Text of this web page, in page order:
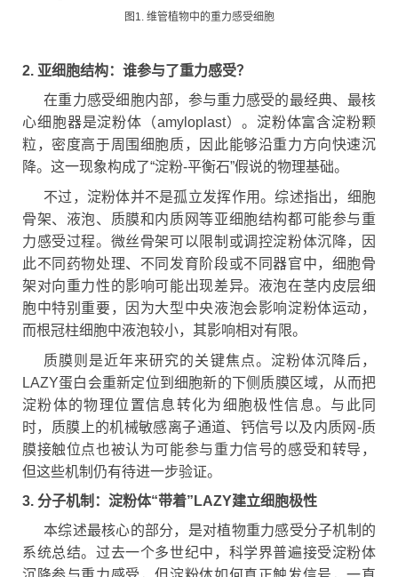
图1. 维管植物中的重力感受细胞
2. 亚细胞结构：谁参与了重力感受？
在重力感受细胞内部，参与重力感受的最经典、最核
心细胞器是淀粉体（amyloplast）。淀粉体富含淀粉颗
粒，密度高于周围细胞质，因此能够沿重力方向快速沉
降。这一现象构成了“淀粉-平衡石”假说的物理基础。
不过，淀粉体并不是孤立发挥作用。综述指出，细胞
骨架、液泡、质膜和内质网等亚细胞结构都可能参与重
力感受过程。微丝骨架可以限制或调控淀粉体沉降，因
此不同药物处理、不同发育阶段或不同器官中，细胞骨
架对向重力性的影响可能出现差异。液泡在茎内皮层细
胞中特别重要，因为大型中央液泡会影响淀粉体运动，
而根冠柱细胞中液泡较小，其影响相对有限。
质膜则是近年来研究的关键焦点。淀粉体沉降后，
LAZY蛋白会重新定位到细胞新的下侧质膜区域，从而把
淀粉体的物理位置信息转化为细胞极性信息。与此同
时，质膜上的机械敏感离子通道、钙信号以及内质网-质
膜接触位点也被认为可能参与重力信号的感受和转导，
但这些机制仍有待进一步验证。
3. 分子机制：淀粉体“带着”LAZY建立细胞极性
本综述最核心的部分，是对植物重力感受分子机制的
系统总结。过去一个多世纪中，科学界普遍接受淀粉体